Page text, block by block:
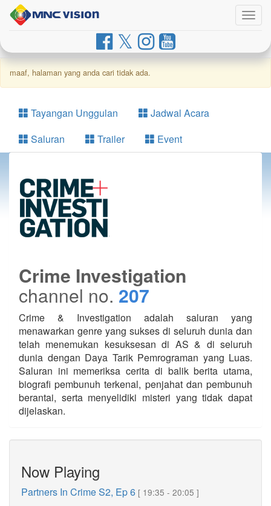
maaf, halaman yang anda cari tidak ada.
Tayangan Unggulan
Jadwal Acara
Saluran
Trailer Event
Crime Investigation
channel no. 207
Crime & Investigation adalah saluran yang
menawarkan genre yang sukses di seluruh dunia dan
telah menemukan kesuksesan di AS & di seluruh
dunia dengan Daya Tarik Pemrograman yang Luas.
Saluran ini memeriksa cerita di balik berita utama,
biografi pembunuh terkenal, penjahat dan pembunuh
berantai, serta menyelidiki misteri yang tidak dapat
dijelaskan.
Now Playing
Partners In Crime S2, Ep 6 [ 19:35 - 20:05 ]